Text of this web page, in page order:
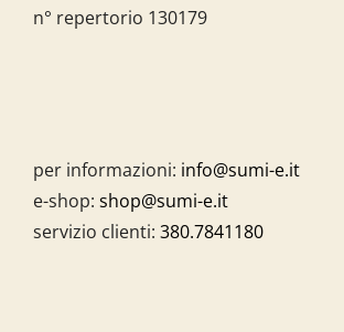
n° repertorio 130179
per informazioni: info@sumi-e.it
e-shop: shop@sumi-e.it
servizio clienti: 380.7841180